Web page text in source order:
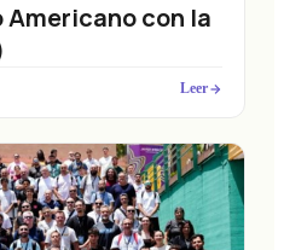
Americano con la
Leer